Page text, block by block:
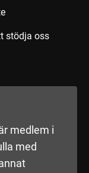
stödja oss
medlem i
med